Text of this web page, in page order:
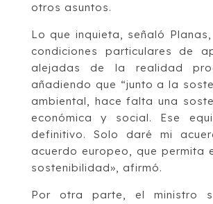
otros asuntos.
Lo que inquieta, señaló
condiciones particulares de
alejadas de la realidad
añadiendo que “junto a la
ambiental, hace falta una
económica y social. Ese
definitivo. Solo daré mi
acuerdo europeo, que permita
sostenibilidad», afirmó.
Por otra parte, el ministro